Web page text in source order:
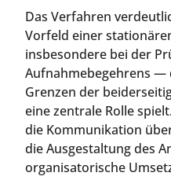
Das Verfahren
Vorfeld einer
insbesondere bei der
Aufnahmebegehrens —
Grenzen der
eine zentrale Rolle
die Kommunikation
die Ausgestaltung des
organisatorische